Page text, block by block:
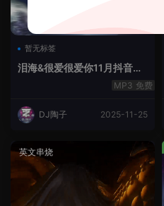
暂无标签
泪海&很爱很爱你11月抖音串
免费
DJ陶子 2025-11-25
英文串烧